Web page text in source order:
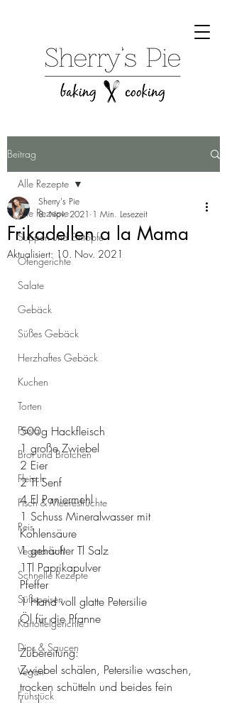
Beitrag
Alle Rezepte
Suppen und Eintöpfe
Ofengerichte
Salate
Gebäck
Süßes Gebäck
Herzhaftes Gebäck
Kuchen
Torten
Pasta
Brot und Brötchen
Fleisch
Fisch & Meeresfrüchte
Reis
Vegetarisch
Schnelle Rezepte
Süßspeisen
Kartoffelgerichte
Dips & Saucen
Vegan
Frühstück
Alle Rezepte
Frikadellen a la Mama
Sherry's Pie
8. Nov. 2021 1 Min. Lesezeit
Aktualisiert: 10. Nov. 2021
500g Hackfleisch
1 große Zwiebel
2 Eier
2 Tl Senf
4 El Paniermehl
1 Schuss Mineralwasser mit
Kohlensäure
1 gehäufter Tl Salz
1Tl Paprikapulver
Pfeffer
1 Hand voll glatte Petersilie
Öl für die Pfanne
Zubereitung:
Zwiebel schälen, Petersilie waschen,
trocken schütteln und beides fein